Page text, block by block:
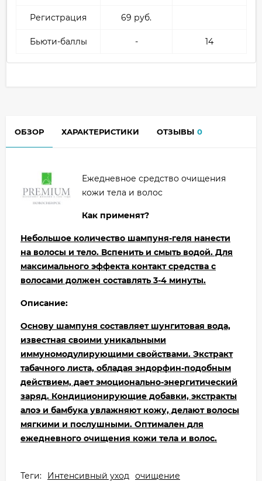
Регистрация 69 руб.
Бьюти-баллы - 14
ОБЗОР ХАРАКТЕРИСТИКИ ОТЗЫВЫ 0
Ежедневное средство очищения
кожи тела и волос
Как применят?
Небольшое количество шампуня-геля нанести
на волосы и тело. Вспенить и смыть водой. Для
максимального эффекта контакт средства с
волосами должен составлять 3-4 минуты.
Описание:
Основу шампуня составляет шунгитовая вода,
известная своими уникальными
иммуномодулирующими свойствами. Экстракт
табачного листа, обладая эндорфин-подобным
действием, дает эмоционально-энергитический
заряд. Кондиционирующие добавки, экстракты
алоэ и бамбука увлажняют кожу, делают волосы
мягкими и послушными. Оптимален для
ежедневного очищения кожи тела и волос.
Теги: Интенсивный уход очищение